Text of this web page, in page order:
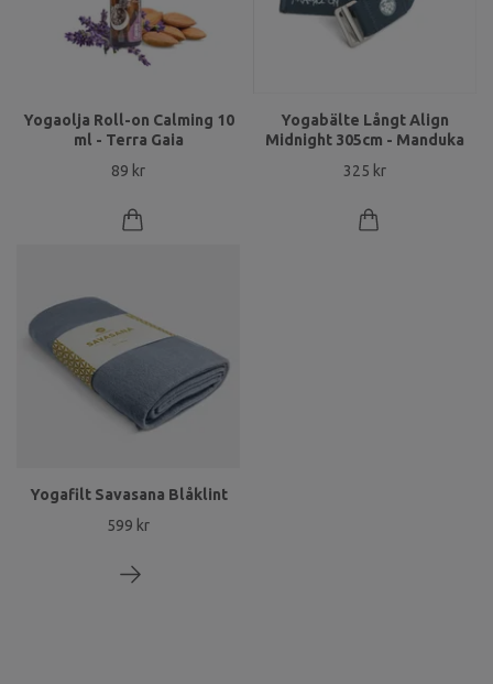
Yogaolja Roll-on Calming 10
ml - Terra Gaia
89 kr
Yogabälte Långt Align
Midnight 305cm - Manduka
325 kr
Yogafilt Savasana Blåklint
599 kr